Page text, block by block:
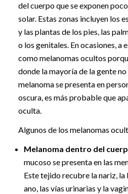
del cuerpo que se exponen
solar. Estas zonas incluyen los
y las plantas de los pies, las
o los genitales. En ocasiones, a
como melanomas ocultos
donde la mayoría de la gente
melanoma se presenta en
oscura, es más probable que
oculta.
Algunos de los melanomas
Melanoma dentro del
mucoso se presenta en las
Este tejido recubre la nariz, la
ano, las vías urinarias y la